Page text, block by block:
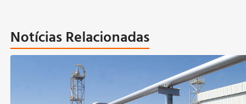
Notícias Relacionadas